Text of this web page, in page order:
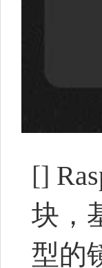
[]
块，
型的